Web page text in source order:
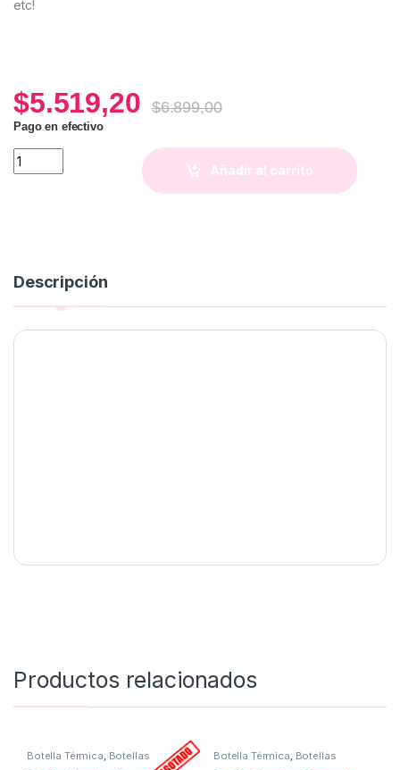
etc!
$5.519,20 $6.899,00
Pago en efectivo
Botella Lupe (con mosquetón) quantity
Añadir al carrito
Descripción
Productos relacionados
Botella Térmica Botellas Botella Térmica Botellas